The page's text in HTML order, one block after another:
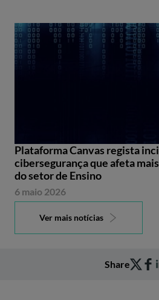
Plataforma Canvas regista
cibersegurança que afeta
do setor de Ensino
6 maio 2026
Ver mais notícias
Share